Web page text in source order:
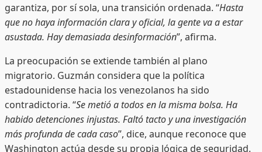
garantiza, por sí sola, una transición ordenada. “Hasta
que no haya información clara y oficial, la gente va a estar
asustada. Hay demasiada desinformación”, afirma.
La preocupación se extiende también al plano
migratorio. Guzmán considera que la política
estadounidense hacia los venezolanos ha sido
contradictoria. “Se metió a todos en la misma bolsa. Ha
habido detenciones injustas. Faltó tacto y una investigación
más profunda de cada caso”, dice, aunque reconoce que
Washington actúa desde su propia lógica de seguridad.